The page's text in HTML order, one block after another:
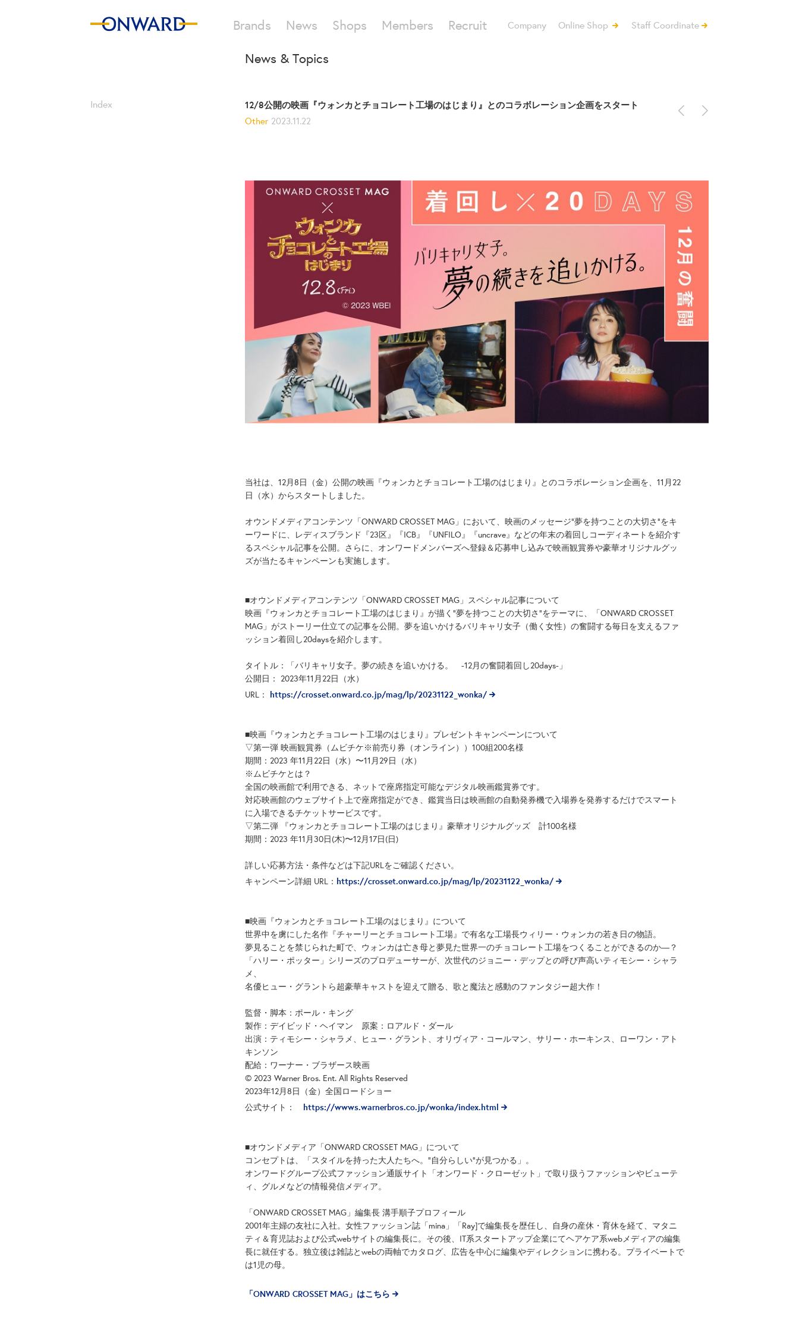
Company Online Shop Staff Coordinate
Brands News Shops Members Recruit
News & Topics
12/8公開の映画『ウォンカとチョコレート工場のはじまり』とのコラボレーション企画をスタート
Other 2023.11.22
当社は、12月8日（金）公開の映画『ウォンカとチョコレート工場のはじまり』とのコラボレーション企画を、11月22
日（水）からスタートしました。
オウンドメディアコンテンツ「ONWARD CROSSET MAG」において、映画のメッセージ“夢を持つことの大切さ”をキ
ーワードに、レディスブランド『23区』『ICB』『UNFILO』『uncrave』などの年末の着回しコーディネートを紹介す
るスペシャル記事を公開。さらに、オンワードメンバーズへ登録＆応募申し込みで映画観賞券や豪華オリジナルグッ
ズが当たるキャンペーンも実施します。
■オウンドメディアコンテンツ「ONWARD CROSSET MAG」スペシャル記事について
映画『ウォンカとチョコレート工場のはじまり』が描く”夢を持つことの大切さ”をテーマに、「ONWARD CROSSET
MAG」がストーリー仕立ての記事を公開。夢を追いかけるバリキャリ女子（働く女性）の奮闘する毎日を支えるファ
ッション着回し20daysを紹介します。
タイトル：「バリキャリ女子。夢の続きを追いかける。 -12月の奮闘着回し20days-」
公開日： 2023年11月22日（水）
URL： https://crosset.onward.co.jp/mag/lp/20231122_wonka/
■映画『ウォンカとチョコレート工場のはじまり』プレゼントキャンペーンについて
▽第一弾 映画観賞券（ムビチケ※前売り券（オンライン））100組200名様
期間：2023 年11月22日（水）〜11月29日（水）
※ムビチケとは？
全国の映画館で利用できる、ネットで座席指定可能なデジタル映画鑑賞券です。
対応映画館のウェブサイト上で座席指定ができ、鑑賞当日は映画館の自動発券機で入場券を発券するだけでスマート
に入場できるチケットサービスです。
▽第二弾 『ウォンカとチョコレート工場のはじまり』豪華オリジナルグッズ 計100名様
期間：2023 年11月30日(木)〜12月17日(日)
詳しい応募方法・条件などは下記URLをご確認ください。
キャンペーン詳細 URL： https://crosset.onward.co.jp/mag/lp/20231122_wonka/
■映画『ウォンカとチョコレート工場のはじまり』について
世界中を虜にした名作『チャーリーとチョコレート工場』で有名な工場長ウィリー・ウォンカの若き日の物語。
夢見ることを禁じられた町で、ウォンカは亡き母と夢見た世界一のチョコレート工場をつくることができるのか―？
「ハリー・ポッター」シリーズのプロデューサーが、次世代のジョニー・デップとの呼び声高いティモシー・シャラ
メ、
名優ヒュー・グラントら超豪華キャストを迎えて贈る、歌と魔法と感動のファンタジー超大作！
監督・脚本：ポール・キング
製作：デイビッド・ヘイマン 原案：ロアルド・ダール
出演：ティモシー・シャラメ、ヒュー・グラント、オリヴィア・コールマン、サリー・ホーキンス、ローワン・アト
キンソン
配給：ワーナー・ブラザース映画
© 2023 Warner Bros. Ent. All Rights Reserved
2023年12月8日（金）全国ロードショー
公式サイト： https://wwws.warnerbros.co.jp/wonka/index.html
■オウンドメディア「ONWARD CROSSET MAG」について
コンセプトは、「スタイルを持った大人たちへ。“自分らしい”が見つかる」。
オンワードグループ公式ファッション通販サイト「オンワード・クローゼット」で取り扱うファッションやビューテ
ィ、グルメなどの情報発信メディア。
「ONWARD CROSSET MAG」編集長 溝手順子プロフィール
2001年主婦の友社に入社。女性ファッション誌「mina」「Ray]で編集長を歴任し、自身の産休・育休を経て、マタニ
ティ＆育児誌および公式webサイトの編集長に。その後、IT系スタートアップ企業にてヘアケア系webメディアの編集
長に就任する。独立後は雑誌とwebの両軸でカタログ、広告を中心に編集やディレクションに携わる。プライベートで
は1児の母。
「ONWARD CROSSET MAG」はこちら
< >
Index